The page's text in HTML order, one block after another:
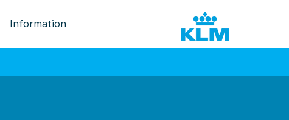
Information